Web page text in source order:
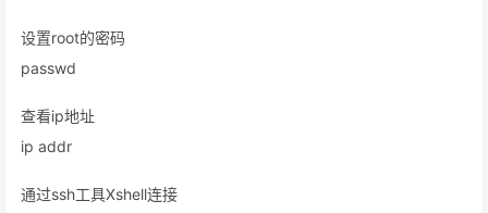
设置root的密码
passwd
查看ip地址
ip addr
通过ssh工具Xshell连接